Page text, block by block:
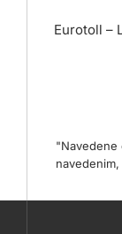
Eurotoll –
"Navedene